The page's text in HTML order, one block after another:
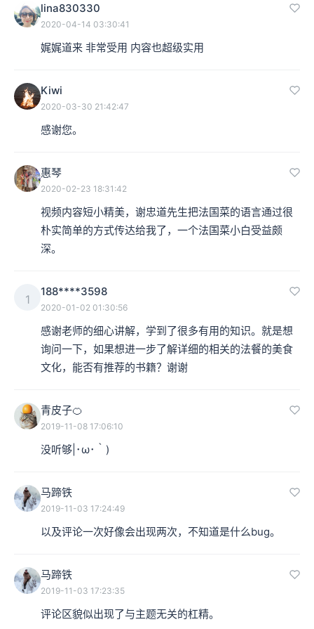
lina830330
2020-04-14 03:30:41
娓娓道来 非常受用 内容也超级实用
Kiwi
2020-03-30 21:42:47
感谢您。
惠琴
2020-02-23 18:31:42
视频内容短小精美，谢忠道先生把法国菜的语言通过很
朴实简单的方式传达给我了，一个法国菜小白受益颇
深。
1
188****3598
2020-01-02 01:30:56
感谢老师的细心讲解，学到了很多有用的知识。就是想
询问一下，如果想进一步了解详细的相关的法餐的美食
文化，能否有推荐的书籍？谢谢
青皮子🍊
2019-11-08 17:06:10
没听够|･ω･｀)
马蹄铁
2019-11-03 17:24:49
以及评论一次好像会出现两次，不知道是什么bug。
马蹄铁
2019-11-03 17:23:35
评论区貌似出现了与主题无关的杠精。